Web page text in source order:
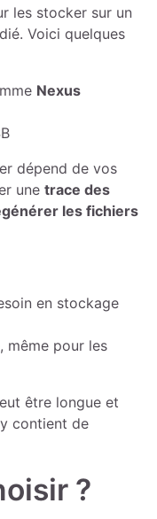
les stocker sur un
Voici quelques
Nexus
dépend de vos
une trace des
les fichiers
en stockage
même pour les
être longue et
contient de
?